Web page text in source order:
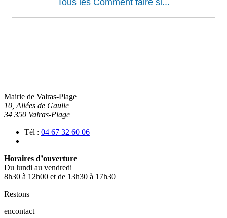
Mairie de Valras-Plage
10, Allées de Gaulle
34 350 Valras-Plage
Tél : 04 67 32 60 06
Horaires d’ouverture
Du lundi au vendredi
8h30 à 12h00 et de 13h30 à 17h30
Restons
encontact